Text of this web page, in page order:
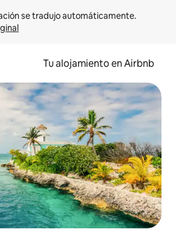
Tu alojamiento en Airbnb